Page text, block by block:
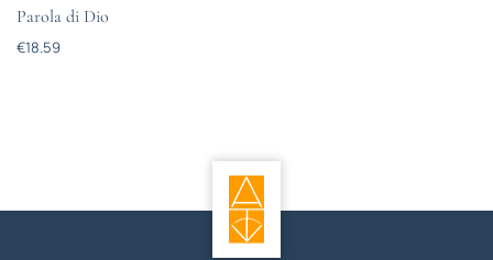
Parola di Dio
€18.59